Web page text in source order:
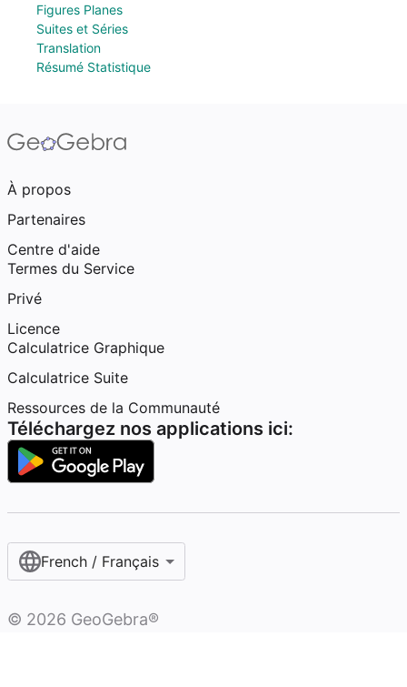
Figures Planes
Suites et Séries
Translation
Résumé Statistique
À propos
Partenaires
Centre d'aide
Termes du Service
Privé
Licence
Calculatrice Graphique
Calculatrice Suite
Ressources de la Communauté
Téléchargez nos applications ici:
French / Français‎
© 2026 GeoGebra®